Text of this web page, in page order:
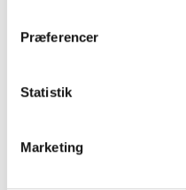
Præferencer
Statistik
Marketing
Pro
199 kr.